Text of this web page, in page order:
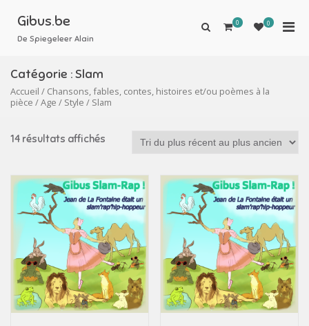
contenu
Gibus.be
De Spiegeleer Alain
Afficher0 0
Catégorie :Slam
Accueil / Chansons, fables, contes, histoires et/ou poèmes à la
pièce /Age / Style / Slam
14 résultats affichés